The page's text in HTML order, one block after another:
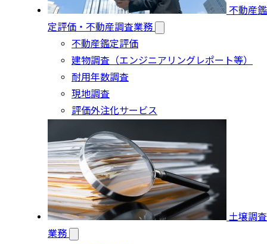
不動産鑑
定評価・不動産調査業務
不動産鑑定評価
建物調査（エンジニアリングレポート等）
耐用年数調査
現地調査
評価外注化サービス
土壌調査
業務